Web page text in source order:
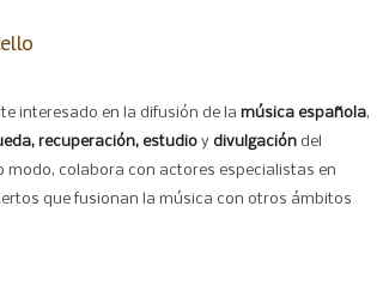
interesado en la difusión de la música española,
recuperación, estudio y divulgación del
colabora con actores especialistas en
que fusionan la música con otros ámbitos